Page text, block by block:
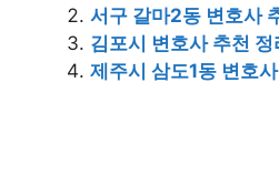
서구 갈마2동 변호사
김포시 변호사 추천
제주시 삼도1동 변호